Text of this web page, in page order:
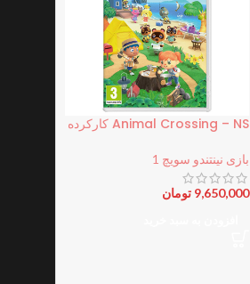
Animal Crossing – NS کارکرده
بازی نینتندو سویچ 1
9,650,000 تومان